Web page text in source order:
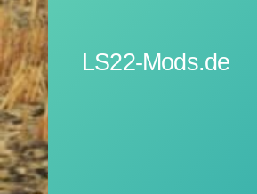
LS22-Mods.de